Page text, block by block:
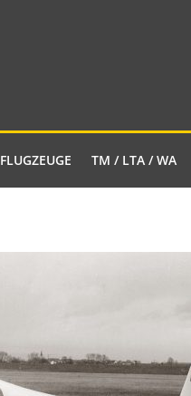
FLUGZEUGE TM / LTA / WA